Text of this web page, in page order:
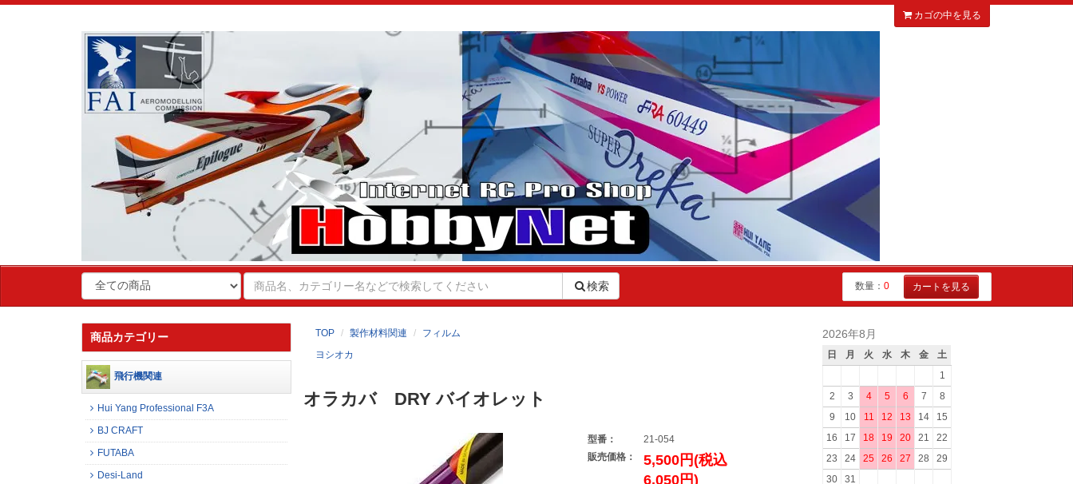
カゴの中を見る
検索 数量： 0 カートを見る
TOP 製作材料関連
フィルム
ヨシオカ
オラカバ DRY バイオレット
型番：
21-054
販売価格：
5,500円(税込
6,050円)
商品カテゴリー
飛行機関連
Hui Yang Professional F3A
BJ CRAFT
FUTABA
Desi-Land
2026年8月
日 月 火 水 木 金
土
1
2
3 4 5 6 7
8
9
10 11 12 13 14
15
16
17 18 19 20 21
22
23
24 25 26 27 28
29
30
31